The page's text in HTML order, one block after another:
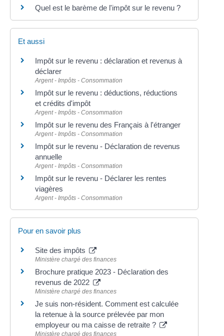
Quel est le barème de l'impôt sur le revenu ?
Et aussi
Impôt sur le revenu : déclaration et revenus à
déclarer
Argent - Impôts - Consommation
Impôt sur le revenu : déductions, réductions
et crédits d'impôt
Argent - Impôts - Consommation
Impôt sur le revenu des Français à l'étranger
Argent - Impôts - Consommation
Impôt sur le revenu - Déclaration de revenus
annuelle
Argent - Impôts - Consommation
Impôt sur le revenu - Déclarer les rentes
viagères
Argent - Impôts - Consommation
Pour en savoir plus
Site des impôts
Ministère chargé des finances
Brochure pratique 2023 - Déclaration des
revenus de 2022
Ministère chargé des finances
Je suis non-résident. Comment est calculée
la retenue à la source prélevée par mon
employeur ou ma caisse de retraite ?
Ministère chargé des finances